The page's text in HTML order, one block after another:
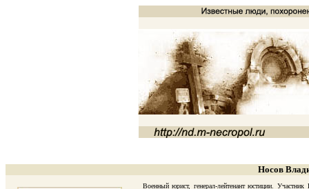
Носов
Военный юрист, генерал-лейтенант юстиции. Участник